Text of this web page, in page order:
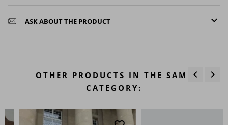
keyboard_arrow_down
ASK ABOUT THE PRODUCT
OTHER PRODUCTS IN THE SAME
CATEGORY:
Previous
keyboard_arrow_left Next
keyboard_arrow_right